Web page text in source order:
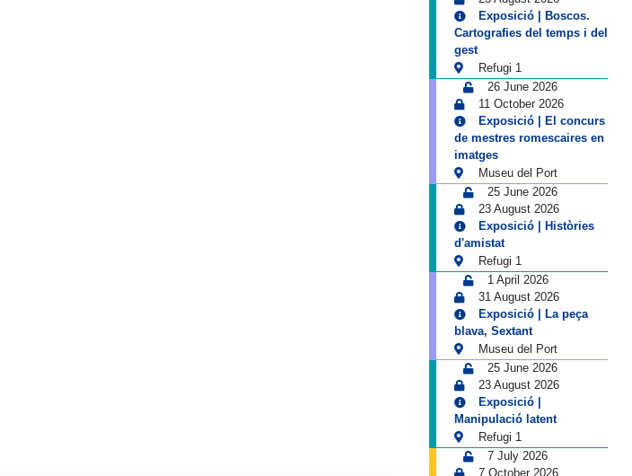
Exposició | Boscos.
Cartografies del temps i del
gest
Refugi 1
26 June 2026
11 October 2026
Exposició | El concurs
de mestres romescaires en
imatges
Museu del Port
25 June 2026
23 August 2026
Exposició | Històries
d'amistat
Refugi 1
1 April 2026
31 August 2026
Exposició | La peça
blava, Sextant
Museu del Port
25 June 2026
23 August 2026
Exposició |
Manipulació latent
Refugi 1
7 July 2026
7 October 2026